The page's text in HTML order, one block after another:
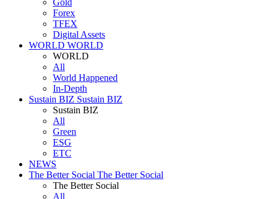
Gold
Forex
TFEX
Digital Assets
WORLD WORLD
WORLD
All
World Happened
In-Depth
Sustain BIZ Sustain BIZ
Sustain BIZ
All
Green
ESG
ETC
NEWS
The Better Social The Better Social
The Better Social
All